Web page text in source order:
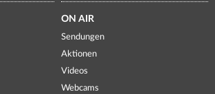
ON AIR
Sendungen
Aktionen
Videos
Webcams